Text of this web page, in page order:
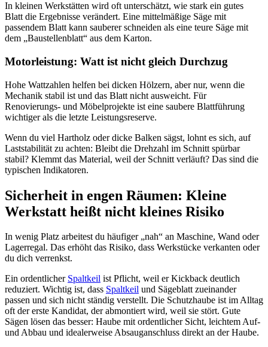
In kleinen Werkstätten wird oft unterschätzt, wie stark ein gutes
Blatt die Ergebnisse verändert. Eine mittelmäßige Säge mit
passendem Blatt kann sauberer schneiden als eine teure Säge mit
dem „Baustellenblatt“ aus dem Karton.
Motorleistung: Watt ist nicht gleich Durchzug
Hohe Wattzahlen helfen bei dicken Hölzern, aber nur, wenn die
Mechanik stabil ist und das Blatt nicht ausweicht. Für
Renovierungs- und Möbelprojekte ist eine saubere Blattführung
wichtiger als die letzte Leistungsreserve.
Wenn du viel Hartholz oder dicke Balken sägst, lohnt es sich, auf
Laststabilität zu achten: Bleibt die Drehzahl im Schnitt spürbar
stabil? Klemmt das Material, weil der Schnitt verläuft? Das sind die
typischen Indikatoren.
Sicherheit in engen Räumen: Kleine
Werkstatt heißt nicht kleines Risiko
In wenig Platz arbeitest du häufiger „nah“ an Maschine, Wand oder
Lagerregal. Das erhöht das Risiko, dass Werkstücke verkanten oder
du dich verrenkst.
Ein ordentlicher Spaltkeil ist Pflicht, weil er Kickback deutlich
reduziert. Wichtig ist, dass Spaltkeil und Sägeblatt zueinander
passen und sich nicht ständig verstellt. Die Schutzhaube ist im Alltag
oft der erste Kandidat, der abmontiert wird, weil sie stört. Gute
Sägen lösen das besser: Haube mit ordentlicher Sicht, leichtem Auf-
und Abbau und idealerweise Absauganschluss direkt an der Haube.